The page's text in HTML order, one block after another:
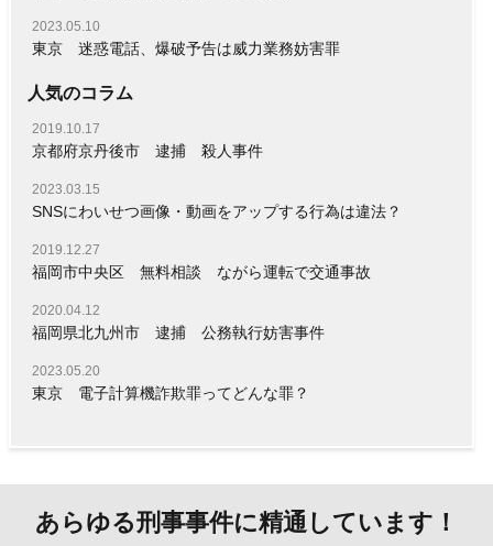
2023.05.10
東京 迷惑電話、爆破予告は威力業務妨害罪
人気のコラム
2019.10.17
京都府京丹後市 逮捕 殺人事件
2023.03.15
SNSにわいせつ画像・動画をアップする行為は違法？
2019.12.27
福岡市中央区 無料相談 ながら運転で交通事故
2020.04.12
福岡県北九州市 逮捕 公務執行妨害事件
2023.05.20
東京 電子計算機詐欺罪ってどんな罪？
あらゆる刑事事件に精通しています！